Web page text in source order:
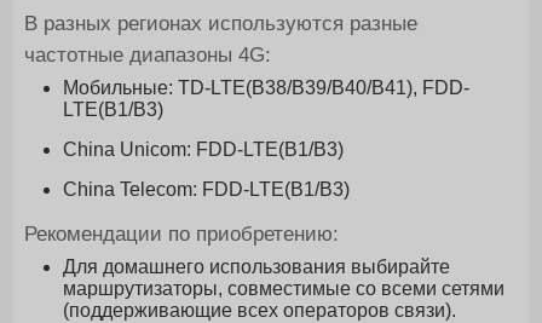
В разных регионах используются разные
частотные диапазоны 4G:
Мобильные: TD-LTE(B38/B39/B40/B41), FDD-
LTE(B1/B3)
China Unicom: FDD-LTE(B1/B3)
China Telecom: FDD-LTE(B1/B3)
Рекомендации по приобретению:
Для домашнего использования выбирайте
маршрутизаторы, совместимые со всеми сетями
(поддерживающие всех операторов связи).